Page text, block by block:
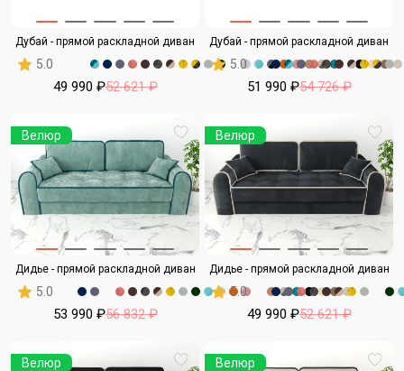
Дубай - прямой раскладной диван
5.0
49 990 ₽52 621 ₽
Дубай - прямой раскладной диван
5.0
51 990 ₽54 726 ₽
Велюр
Дидье - прямой раскладной диван
5.0
53 990 ₽56 832 ₽
Велюр
Дидье - прямой раскладной диван
5.0
49 990 ₽52 621 ₽
Велюр Велюр